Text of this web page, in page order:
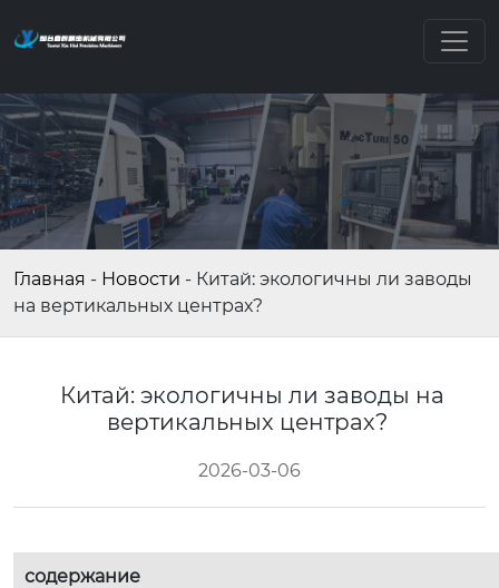
Главная - Новости - Китай: экологичны ли заводы
на вертикальных центрах?
Китай: экологичны ли заводы на
вертикальных центрах?
2026-03-06
содержание